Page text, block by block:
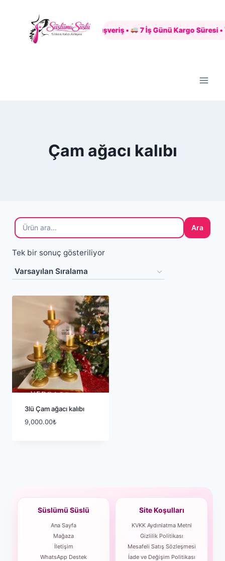
content
Güvenli Alışveriş • 7 İş Günü Kargo Süresi •
Çam ağacı kalıbı
Ara
Tek bir sonuç gösteriliyor
3lü Çam ağacı kalıbı
9,000.00₺
Süslümü Süslü
Ana Sayfa
Mağaza
İletişim
WhatsApp Destek
Site Koşulları
KVKK Aydınlatma Metni
Gizlilik Politikası
Mesafeli Satış Sözleşmesi
İade ve Değişim Politikası